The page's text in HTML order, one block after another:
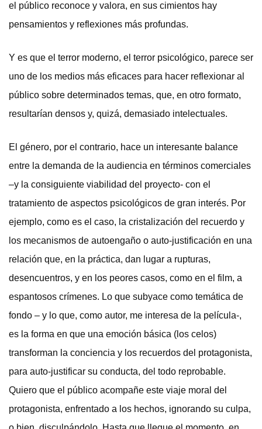
el público reconoce y valora, en sus cimientos hay
pensamientos y reflexiones más profundas.
Y es que el terror moderno, el terror psicológico, parece ser
uno de los medios más eficaces para hacer reflexionar al
público sobre determinados temas, que, en otro formato,
resultarían densos y, quizá, demasiado intelectuales.
El género, por el contrario, hace un interesante balance
entre la demanda de la audiencia en términos comerciales
–y la consiguiente viabilidad del proyecto- con el
tratamiento de aspectos psicológicos de gran interés. Por
ejemplo, como es el caso, la cristalización del recuerdo y
los mecanismos de autoengaño o auto-justificación en una
relación que, en la práctica, dan lugar a rupturas,
desencuentros, y en los peores casos, como en el film, a
espantosos crímenes. Lo que subyace como temática de
fondo – y lo que, como autor, me interesa de la película-,
es la forma en que una emoción básica (los celos)
transforman la conciencia y los recuerdos del protagonista,
para auto-justificar su conducta, del todo reprobable.
Quiero que el público acompañe este viaje moral del
protagonista, enfrentado a los hechos, ignorando su culpa,